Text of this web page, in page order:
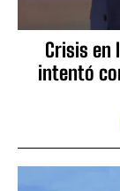
Crisis en
intentó